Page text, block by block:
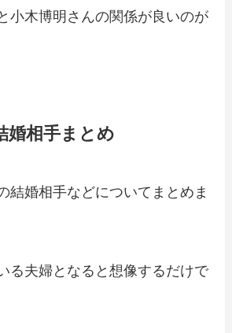
小木博明さんの関係が良いのが
婚相手まとめ
結婚相手などについてまとめま
る夫婦となると想像するだけで